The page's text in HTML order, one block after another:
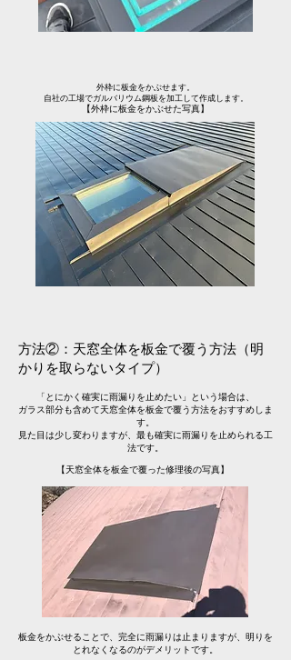
外枠に板金をかぶせます。
自社の工場でガルバリウム鋼板を加工して作成します。
【外枠に板金をかぶせた写真】
方法②：天窓全体を板金で覆う方法（明
かりを取らないタイプ）
「とにかく確実に雨漏りを止めたい」という場合は、
ガラス部分も含めて天窓全体を板金で覆う方法をおすすめしま
す。
見た目は少し変わりますが、最も確実に雨漏りを止められる工
法です。
【天窓全体を板金で覆った修理後の写真】
​板金をかぶせることで、完全に雨漏りは止まりますが、明りを
とれなくなるのがデメリットです。